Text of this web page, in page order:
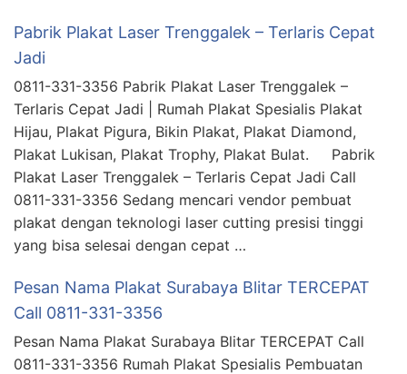
Pabrik Plakat Laser Trenggalek – Terlaris Cepat
Jadi
0811-331-3356 Pabrik Plakat Laser Trenggalek –
Terlaris Cepat Jadi | Rumah Plakat Spesialis Plakat
Hijau, Plakat Pigura, Bikin Plakat, Plakat Diamond,
Plakat Lukisan, Plakat Trophy, Plakat Bulat. Pabrik
Plakat Laser Trenggalek – Terlaris Cepat Jadi Call
0811-331-3356 Sedang mencari vendor pembuat
plakat dengan teknologi laser cutting presisi tinggi
yang bisa selesai dengan cepat …
Pesan Nama Plakat Surabaya Blitar TERCEPAT
Call 0811-331-3356
Pesan Nama Plakat Surabaya Blitar TERCEPAT Call
0811-331-3356 Rumah Plakat Spesialis Pembuatan